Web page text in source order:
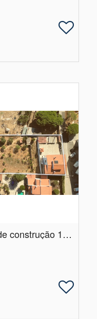
Terreno Urbano | Viabilidade construção 10 moradias | Quarteira